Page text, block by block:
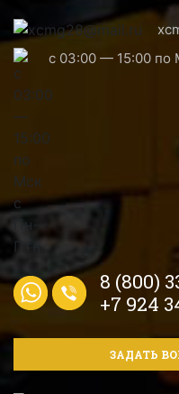
с 03:00 — 15:00 по
8 (800)
+7 924
ЗАДАТЬ